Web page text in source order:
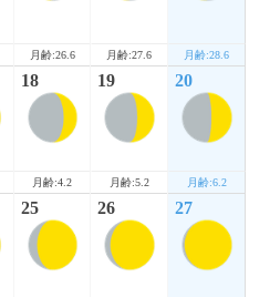
月齢:26.6 月齢:27.6 月齢:28.6
18
月齢:4.2
19
月齢:5.2
20
月齢:6.2
25 26 27